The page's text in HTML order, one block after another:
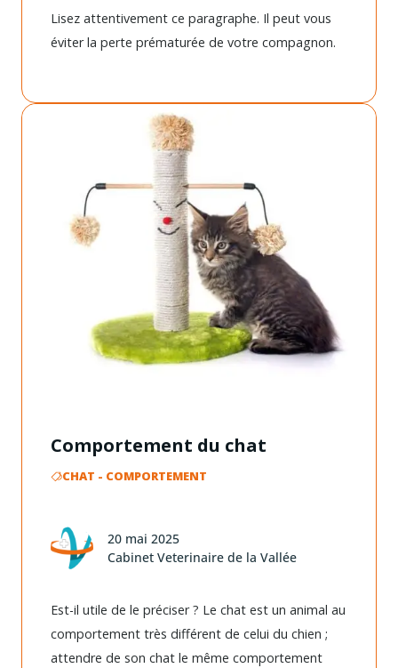
Lisez attentivement ce paragraphe. Il peut vous
éviter la perte prématurée de votre compagnon.
Comportement du chat
CHAT - COMPORTEMENT
20 mai 2025
Cabinet Veterinaire de la Vallée
Est-il utile de le préciser ? Le chat est un animal au
comportement très différent de celui du chien ;
attendre de son chat le même comportement